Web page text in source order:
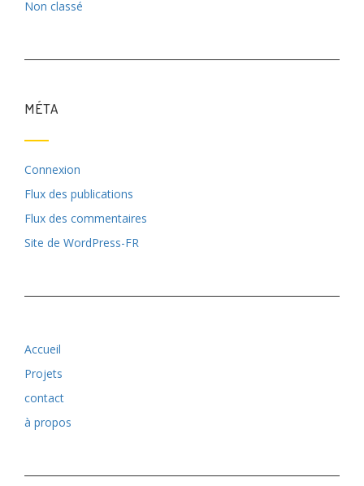
Non classé
MÉTA
Connexion
Flux des publications
Flux des commentaires
Site de WordPress-FR
Accueil
Projets
contact
à propos